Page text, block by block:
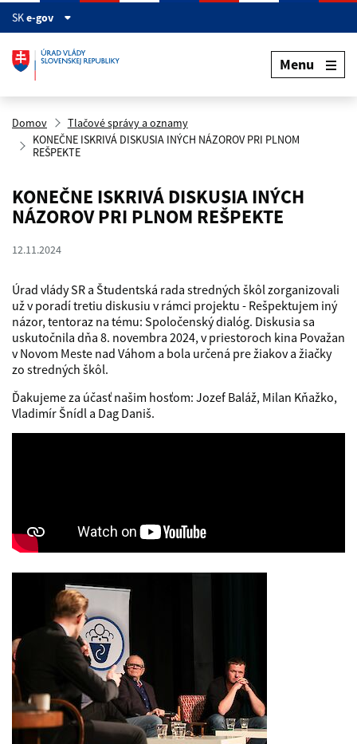
Preskočiť na hlavný obsah
SKe-gov
Menu
Domov
Tlačové správy a oznamy
KONEČNE ISKRIVÁ DISKUSIA INÝCH NÁZOROV PRI PLNOM
REŠPEKTE
KONEČNE ISKRIVÁ DISKUSIA INÝCH
NÁZOROV PRI PLNOM REŠPEKTE
12.11.2024
Úrad vlády SR a Študentská rada stredných škôl zorganizovali
už v poradí tretiu diskusiu v rámci projektu - Rešpektujem iný
názor, tentoraz na tému: Spoločenský dialóg. Diskusia sa
uskutočnila dňa 8. novembra 2024, v priestoroch kina Považan
v Novom Meste nad Váhom a bola určená pre žiakov a žiačky
zo stredných škôl.
Ďakujeme za účasť našim hosťom: Jozef Baláž, Milan Kňažko,
Vladimír Šnídl a Dag Daniš.